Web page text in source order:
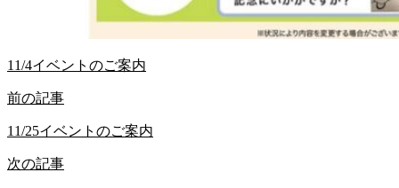
11/4イベントのご案内
前の記事
11/25イベントのご案内
次の記事